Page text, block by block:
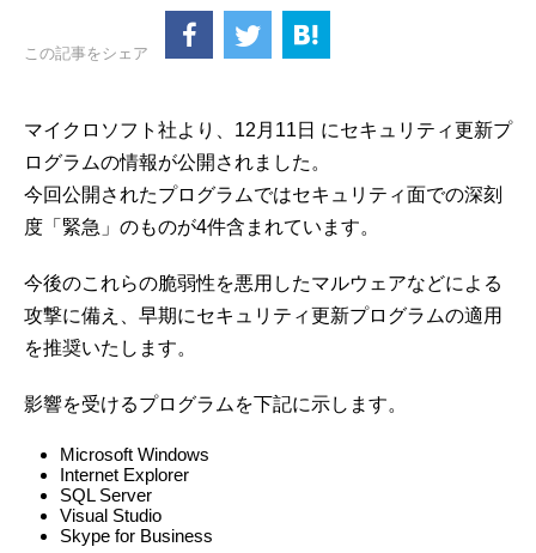
この記事をシェア
マイクロソフト社より、12月11日 にセキュリティ更新プ
ログラムの情報が公開されました。
今回公開されたプログラムではセキュリティ面での深刻
度「緊急」のものが4件含まれています。
今後のこれらの脆弱性を悪用したマルウェアなどによる
攻撃に備え、早期にセキュリティ更新プログラムの適用
を推奨いたします。
影響を受けるプログラムを下記に示します。
Microsoft Windows
Internet Explorer
SQL Server
Visual Studio
Skype for Business